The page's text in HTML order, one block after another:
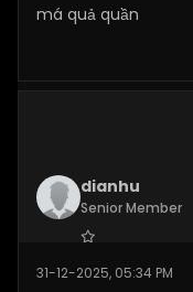
má quả quần
dianhu
Senior Member
Posts:269
31-12-2025, 05:34 PM